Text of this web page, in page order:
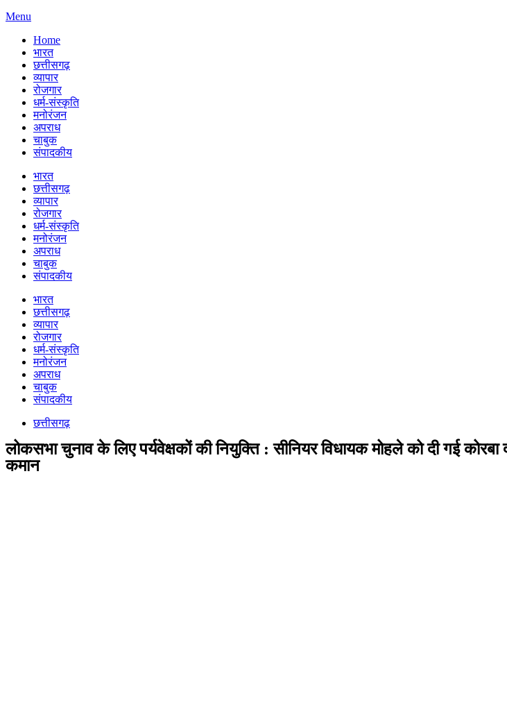
Menu
Home
भारत
छत्तीसगढ़
व्यापार
रोजगार
धर्म-संस्कृति
मनोरंजन
अपराध
चाबुक
संपादकीय
भारत
छत्तीसगढ़
व्यापार
रोजगार
धर्म-संस्कृति
मनोरंजन
अपराध
चाबुक
संपादकीय
भारत
छत्तीसगढ़
व्यापार
रोजगार
धर्म-संस्कृति
मनोरंजन
अपराध
चाबुक
संपादकीय
छत्तीसगढ़
लोकसभा चुनाव के लिए पर्यवेक्षकों की नियुक्ति : सीनियर विधायक मोहले को दी गई
कमान